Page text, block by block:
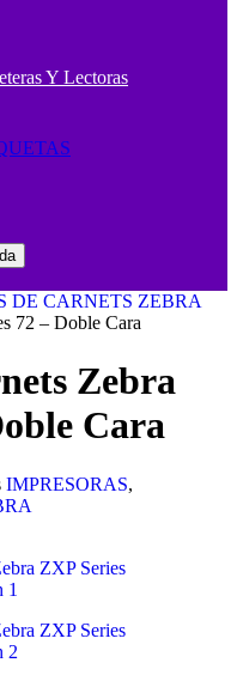
Y Lectoras
DE CARNETS ZEBRA
72 – Doble Cara
Zebra
Cara
IMPRESORAS,